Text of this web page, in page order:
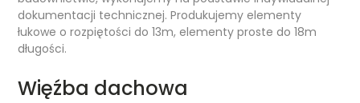
dokumentacji technicznej. Produkujemy elementy
łukowe o rozpiętości do 13m, elementy proste do 18m
długości.
Więźba dachowa